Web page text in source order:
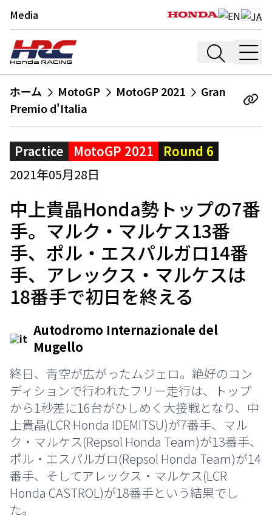
Media
ホーム MotoGP MotoGP 2021
Gran
Premio d'Italia
Practice MotoGP 2021
Round 6
2021年05月28日
中上貴晶Honda勢トップの7番
手。マルク・マルケス13番
手、ポル・エスパルガロ14番
手、アレックス・マルケスは
18番手で初日を終える
Autodromo Internazionale del
Mugello
終日、青空が広がったムジェロ。絶好のコン
ディションで行われたフリー走行は、トップ
から1秒差に16台がひしめく大接戦となり、中
上貴晶(LCR Honda IDEMITSU)が7番手、マル
ク・マルケス(Repsol Honda Team)が13番手、
ポル・エスパルガロ(Repsol Honda Team)が14
番手、そしてアレックス・マルケス(LCR
Honda CASTROL)が18番手という結果でし
た。